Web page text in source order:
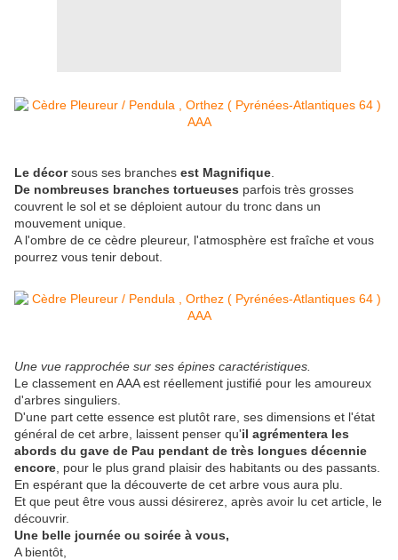
Le décorsous ses branches est Magnifique
De nombreuses branches tortueuses parfois très grosses
couvrent le sol et se déploient autour du tronc dans un
mouvement unique.
A l'ombre de ce cèdre pleureur, l'atmosphère est fraîche et vous
pourrez vous tenir debout.
Une vue rapprochée sur ses épines caractéristiques.
Le classement en AAA est réellement justifié pour les amoureux
d'arbres singuliers.
D'une part cette essence est plutôt rare, ses dimensions et l'état
général de cet arbre, laissent penser qu'il agrémentera les
abords du gave de Pau pendant de très longues décennie
encore , pour le plus grand plaisir des habitants ou des passants.
En espérant que la découverte de cet arbre vous aura plu.
Et que peut être vous aussi désirerez, après avoir lu cet article, le
découvrir.
Une belle journée ou soirée à vous,
A bientôt,